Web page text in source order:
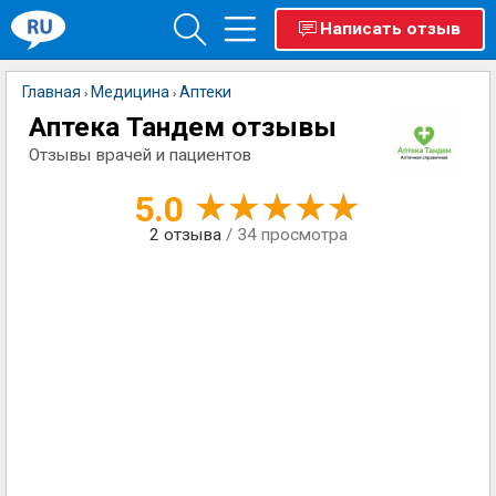
Написать отзыв
Главная › Медицина › Аптеки
Аптека Тандем отзывы
Отзывы врачей и пациентов
5.0
2 отзыва / 34 просмотра